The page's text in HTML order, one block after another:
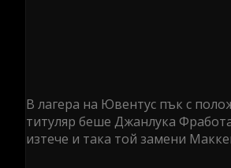
В лагера на Ювентус пък с
титуляр беше Джанлука
изтече и така той замени